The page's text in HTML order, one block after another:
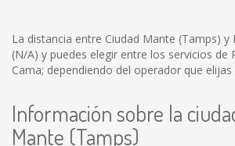
La distancia entre Ciudad Mante (Tamps) y
(N/A) y puedes elegir entre los servicios de
Cama; dependiendo del operador que elijas
Información sobre la
Mante (Tamps)